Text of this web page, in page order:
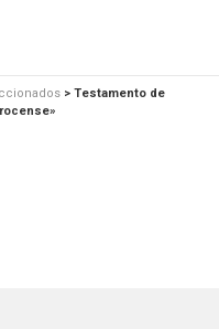
> Testamento de